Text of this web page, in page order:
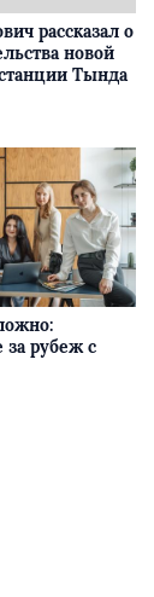
рассказал о
новой
Тында
за рубеж с